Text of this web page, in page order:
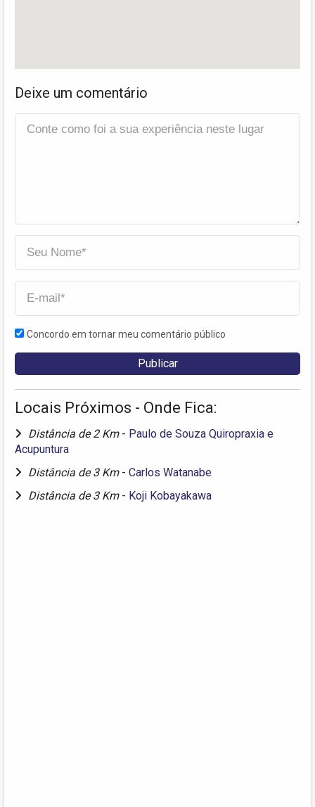
Deixe um comentário
Concordo em tornar meu comentário público
Locais Próximos - Onde Fica:
Distância de 2 Km - Paulo de Souza Quiropraxia e
Acupuntura
Distância de 3 Km - Carlos Watanabe
Distância de 3 Km - Koji Kobayakawa